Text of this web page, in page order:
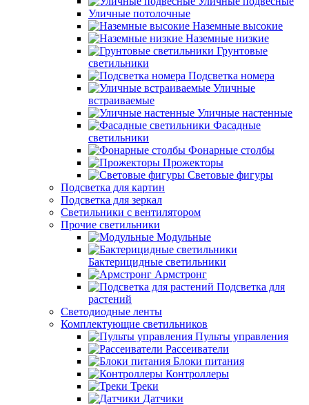
Уличные потолочные
Наземные высокие
Наземные низкие
Грунтовые
светильники
Подсветка номера
Уличные
встраиваемые
Уличные настенные
Фасадные
светильники
Фонарные столбы
Прожекторы
Световые фигуры
Подсветка для картин
Подсветка для зеркал
Светильники с вентилятором
Прочие светильники
Модульные
Бактерицидные светильники
Армстронг
Подсветка для
растений
Светодиодные ленты
Комплектующие светильников
Пульты управления
Рассеиватели
Блоки питания
Контроллеры
Треки
Датчики